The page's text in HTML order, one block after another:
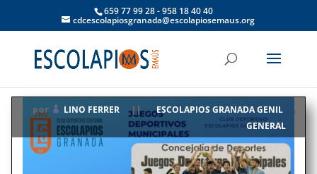
659 77 99 28 - 958 18 40 40
cdcescolapiosgranada@escolapiosemaus.org
por LINO FERRER || ESCOLAPIOS GRANADA GENIL
GENERAL